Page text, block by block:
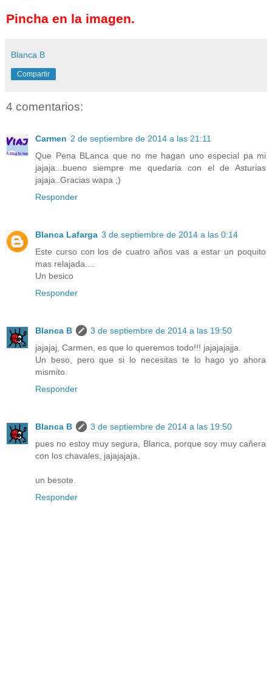
Pincha en la imagen.
Blanca B
Compartir
4 comentarios:
Carmen 2 de septiembre de 2014 a las 21:11
Que Pena BLanca que no me hagan uno especial pa mi
jajaja...bueno siempre me quedaria con el de Asturias
jajaja..Gracias wapa ;)
Responder
Blanca Lafarga 3 de septiembre de 2014 a las 0:14
Este curso con los de cuatro años vas a estar un poquito
mas relajada....
Un besico
Responder
Blanca B
3 de septiembre de 2014 a las 19:50
jajajaj, Carmen, es que lo queremos todo!!! jajajajajja.
Un beso, pero que si lo necesitas te lo hago yo ahora
mismito.
Responder
Blanca B
3 de septiembre de 2014 a las 19:50
pues no estoy muy segura, Blanca, porque soy muy cañera
con los chavales, jajajajaja.
un besote.
Responder